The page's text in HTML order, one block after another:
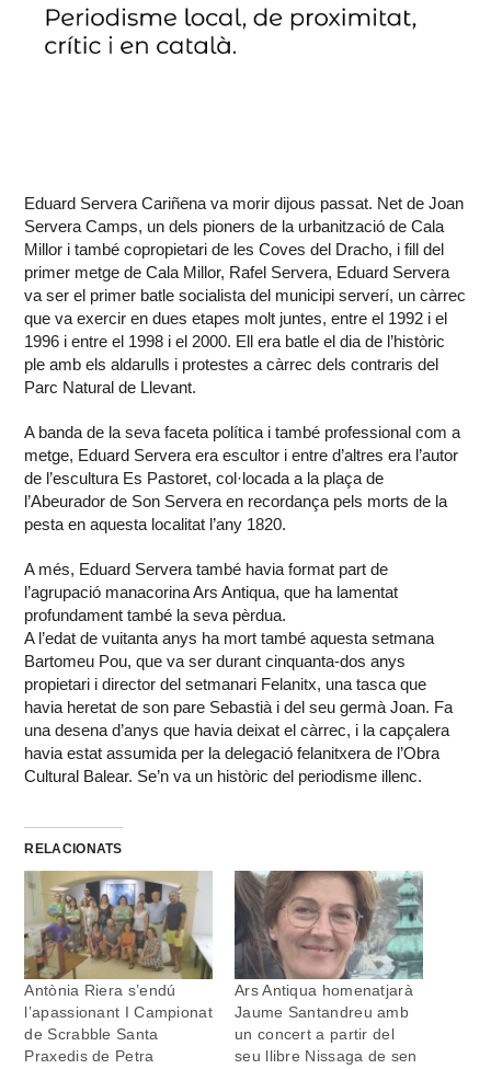
Eduard Servera Cariñena va morir dijous passat. Net de Joan
Servera Camps, un dels pioners de la urbanització de Cala
Millor i també copropietari de les Coves del Dracho, i fill del
primer metge de Cala Millor, Rafel Servera, Eduard Servera
va ser el primer batle socialista del municipi serverí, un càrrec
que va exercir en dues etapes molt juntes, entre el 1992 i el
1996 i entre el 1998 i el 2000. Ell era batle el dia de l’històric
ple amb els aldarulls i protestes a càrrec dels contraris del
Parc Natural de Llevant.
A banda de la seva faceta política i també professional com a
metge, Eduard Servera era escultor i entre d’altres era l’autor
de l’escultura Es Pastoret, col·locada a la plaça de
l’Abeurador de Son Servera en recordança pels morts de la
pesta en aquesta localitat l’any 1820.
A més, Eduard Servera també havia format part de
l’agrupació manacorina Ars Antiqua, que ha lamentat
profundament també la seva pèrdua.
A l’edat de vuitanta anys ha mort també aquesta setmana
Bartomeu Pou, que va ser durant cinquanta-dos anys
propietari i director del setmanari Felanitx, una tasca que
havia heretat de son pare Sebastià i del seu germà Joan. Fa
una desena d’anys que havia deixat el càrrec, i la capçalera
havia estat assumida per la delegació felanitxera de l’Obra
Cultural Balear. Se’n va un històric del periodisme illenc.
RELACIONATS
Antònia Riera s’endú
l’apassionant I Campionat
de Scrabble Santa
Praxedis de Petra
Ars Antiqua homenatjarà
Jaume Santandreu amb
un concert a partir del
seu llibre Nissaga de sen